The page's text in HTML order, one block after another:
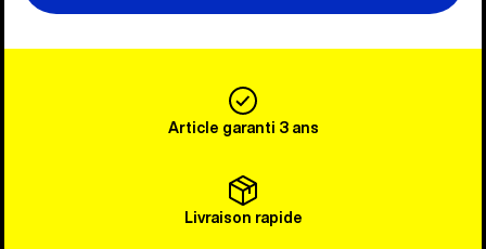
Article garanti 3 ans
Livraison rapide